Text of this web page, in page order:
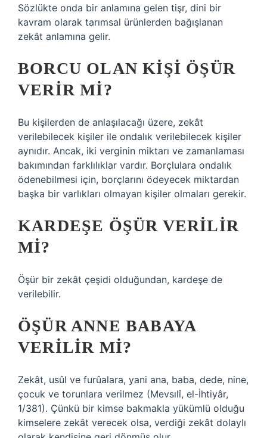
Sözlükte onda bir anlamına gelen tişr, dini bir
kavram olarak tarımsal ürünlerden bağışlanan
zekât anlamına gelir.
BORCU OLAN KIŞI ÖŞÜR
VERIR MI?
Bu kişilerden de anlaşılacağı üzere, zekât
verilebilecek kişiler ile ondalık verilebilecek kişiler
aynıdır. Ancak, iki verginin miktarı ve zamanlaması
bakımından farklılıklar vardır. Borçlulara ondalık
ödenebilmesi için, borçlarını ödeyecek miktardan
başka bir varlıkları olmayan kişiler olmaları gerekir.
KARDEŞE ÖŞÜR VERILIR
MI?
Öşür bir zekât çeşidi olduğundan, kardeşe de
verilebilir.
ÖŞÜR ANNE BABAYA
VERILIR MI?
Zekât, usûl ve furûalara, yani ana, baba, dede, nine,
çocuk ve torunlara verilmez (Mevsılî, el-İhtiyâr,
1/381). Çünkü bir kimse bakmakla yükümlü olduğu
kimselere zekât verecek olsa, verdiği zekât dolaylı